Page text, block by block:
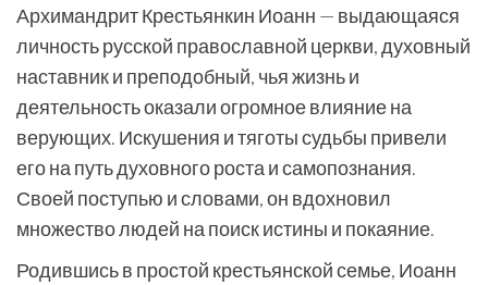
Архимандрит Крестьянкин Иоанн — выдающаяся
личность русской православной церкви, духовный
наставник и преподобный, чья жизнь и
деятельность оказали огромное влияние на
верующих. Искушения и тяготы судьбы привели
его на путь духовного роста и самопознания.
Своей поступью и словами, он вдохновил
множество людей на поиск истины и покаяние.
Родившись в простой крестьянской семье, Иоанн